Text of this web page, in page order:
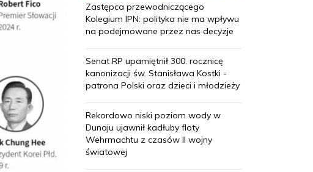
Zastępca przewodniczącego
Kolegium IPN: polityka nie ma wpływu
na podejmowane przez nas decyzje
Senat RP upamiętnił 300. rocznicę
kanonizacji św. Stanisława Kostki -
patrona Polski oraz dzieci i młodzieży
Rekordowo niski poziom wody w
Dunaju ujawnił kadłuby floty
Wehrmachtu z czasów II wojny
światowej